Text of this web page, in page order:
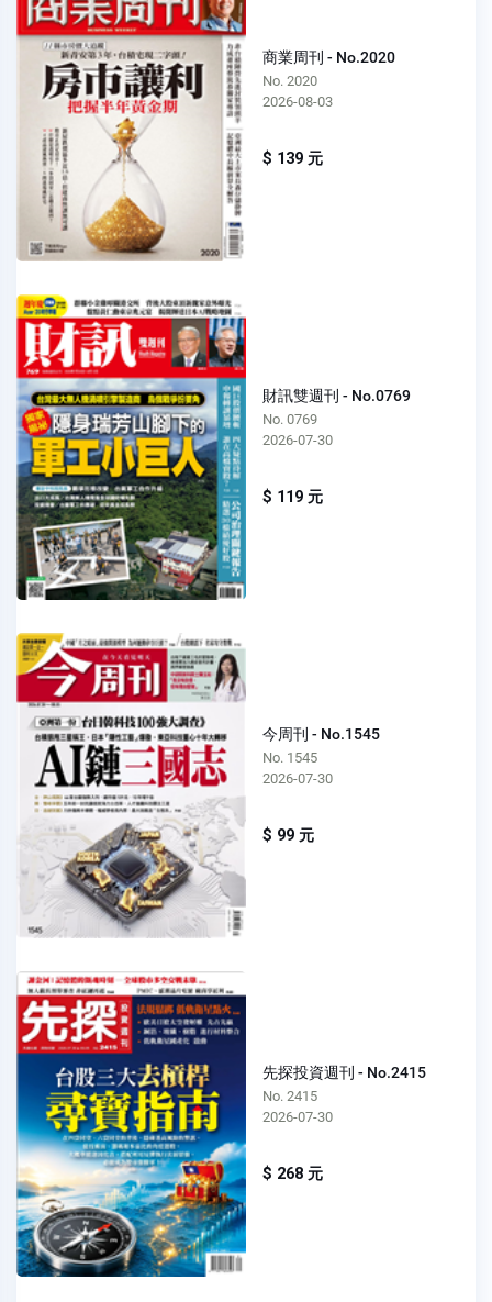
商業周刊 - No.2020
No. 2020
2026-08-03
$ 139 元
財訊雙週刊 - No.0769
No. 0769
2026-07-30
$ 119 元
今周刊 - No.1545
No. 1545
2026-07-30
$ 99 元
先探投資週刊 - No.2415
No. 2415
2026-07-30
$ 268 元